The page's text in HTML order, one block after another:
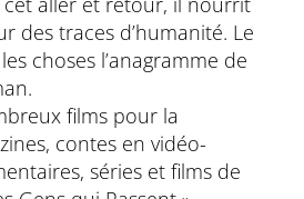
des traces d’humanité. Le
choses l’anagramme de
films pour la
contes en vidéo-
séries et films de